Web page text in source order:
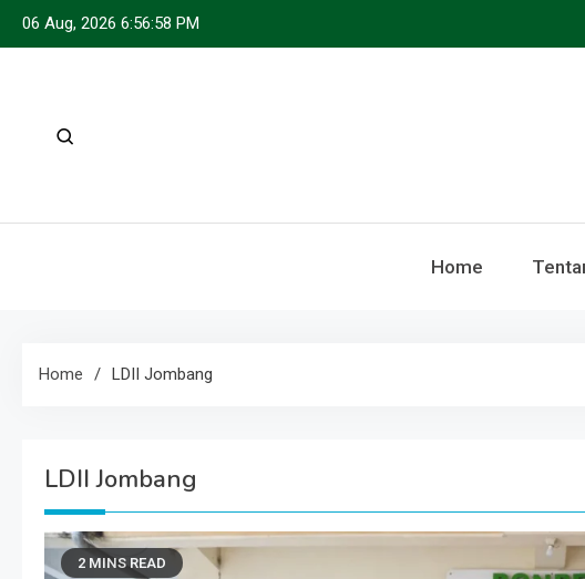
Skip
to
06 Aug, 2026 6:56:59 PM
Home
Home LDII Jombang
LDII Jombang
2 MINS READ